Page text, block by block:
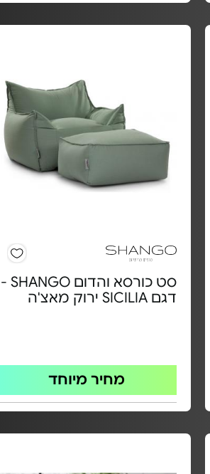
סט כורסא והדום SHANGO -
דגם SICILIA ירוק מאצ'ה
מחיר מיוחד